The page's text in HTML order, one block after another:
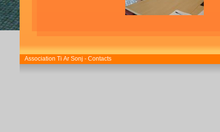
Renée Guéguen, Isabelle Marteau, Carole
Rémy Pennarun, Philippe Le Gall, Florence Roth
Association Ti Ar Sonj - Contacts